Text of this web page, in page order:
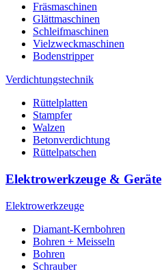
Fräsmaschinen
Glättmaschinen
Schleifmaschinen
Vielzweckmaschinen
Bodenstripper
Verdichtungstechnik
Rüttelplatten
Stampfer
Walzen
Betonverdichtung
Rüttelpatschen
Elektrowerkzeuge & Geräte
Elektrowerkzeuge
Diamant-Kernbohren
Bohren + Meisseln
Bohren
Schrauber